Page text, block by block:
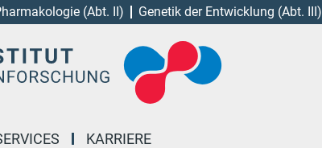
(Abt. II) Genetik der Entwicklung (Abt. III)
KARRIERE